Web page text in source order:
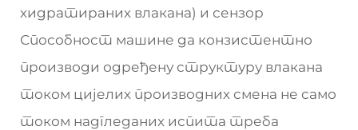
хидратираних влакана) и сензор
Способност машине да конзистентно
производи одређену структуру влакана
током цијелих производних смена не само
током надгледаних испита треба